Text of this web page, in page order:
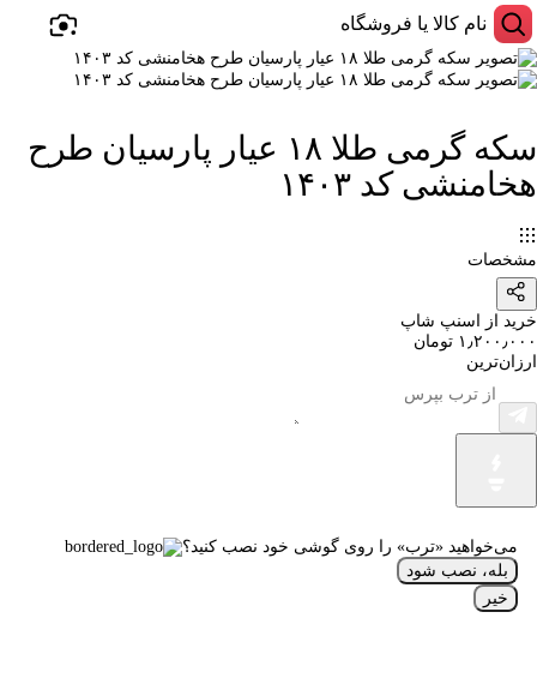
سکه گرمی طلا ۱۸ عیار پارسیان طرح
هخامنشی کد ۱۴۰۳
مشخصات
خرید از اسنپ شاپ
۱٫۲۰۰٫۰۰۰ تومان
ارزان‌ترین
می‌خواهید «ترب» را روی گوشی خود نصب کنید؟
بله، نصب شود
خیر